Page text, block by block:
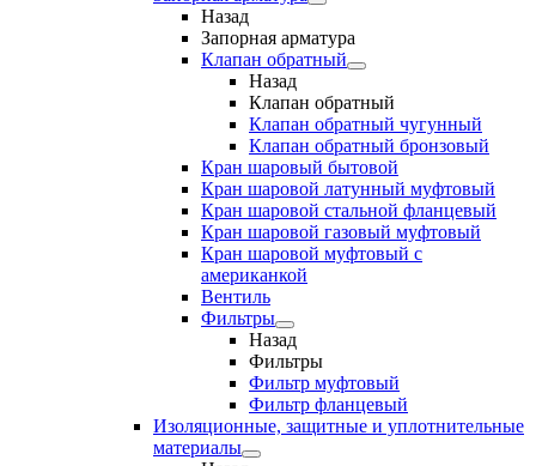
Назад
Запорная арматура
Клапан обратный
Назад
Клапан обратный
Клапан обратный чугунный
Клапан обратный бронзовый
Кран шаровый бытовой
Кран шаровой латунный муфтовый
Кран шаровой стальной фланцевый
Кран шаровой газовый муфтовый
Кран шаровой муфтовый с
американкой
Вентиль
Фильтры
Назад
Фильтры
Фильтр муфтовый
Фильтр фланцевый
Изоляционные, защитные и уплотнительные
материалы